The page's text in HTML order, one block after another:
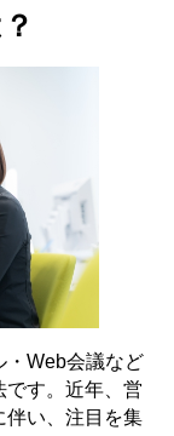
・Web会議など
です。近年、営
伴い、注目を集